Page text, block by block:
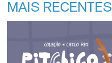
MAIS RECENTES